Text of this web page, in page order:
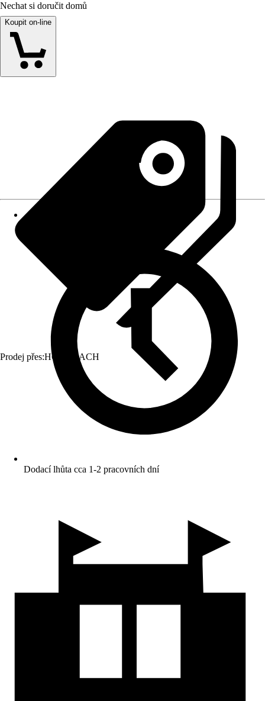
Nechat si doručit domů
Koupit on-line
Prodej přes:HORNBACH
Dodací lhůta cca 1-2 pracovních dní